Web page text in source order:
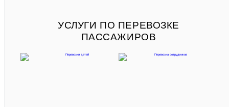
УСЛУГИ ПО ПЕРЕВОЗКЕ
ПАССАЖИРОВ